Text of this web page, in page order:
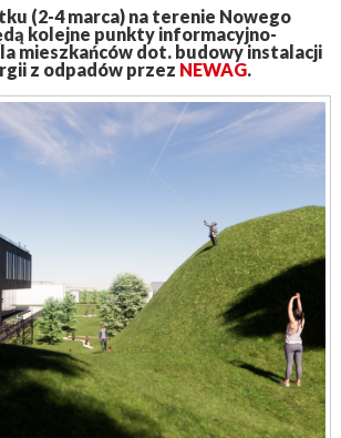
(2-4 marca) na terenie Nowego
kolejne punkty informacyjno-
mieszkańców dot. budowy instalacji
z odpadów przez NEWAG.